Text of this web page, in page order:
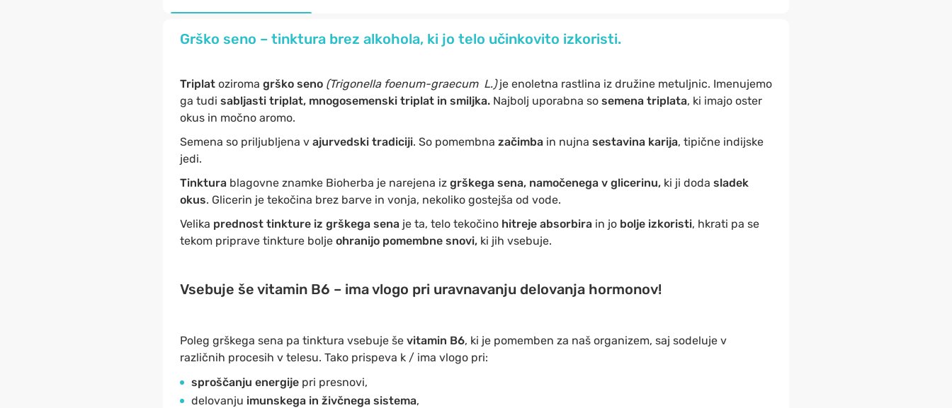
Grško seno – tinktura brez alkohola, ki jo telo učinkovito izkoristi.
Triplat oziroma grško seno (Trigonella foenum-graecum L.)je enoletna rastlina iz družine metuljnic. Imenujemo
ga tudi sabljasti triplat, mnogosemenski triplat in smiljka.Najbolj uporabna so semena triplata, ki imajo oster
okus in močno aromo.
Semena so priljubljena v ajurvedski tradiciji. So pomembna začimba in nujna sestavina karija, tipične indijske
jedi.
Tinktura blagovne znamke Bioherba je narejena iz grškega sena, namočenega v glicerinu, ki ji doda sladek
okus. Glicerin je tekočina brez barve in vonja, nekoliko gostejša od vode.
Velika prednost tinkture iz grškega sena je ta, telo tekočino hitreje absorbira in jo bolje izkoristi, hkrati pa se
tekom priprave tinkture boljeohranijo pomembne snovi, ki jih vsebuje.
Vsebuje še vitamin B6 – ima vlogo pri uravnavanju delovanja hormonov!
Poleg grškega sena pa tinktura vsebuje ševitamin B6, ki je pomemben za naš organizem, saj sodeluje v
različnih procesih v telesu. Tako prispeva k / ima vlogo pri:
sproščanju energijepri presnovi,
delovanju imunskega in živčnega sistema,